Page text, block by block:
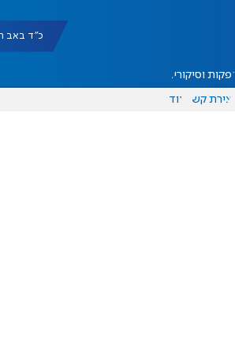
כ"ד באב תשפ"ו
הפקות וסיקורים
יצירת קשר עוד